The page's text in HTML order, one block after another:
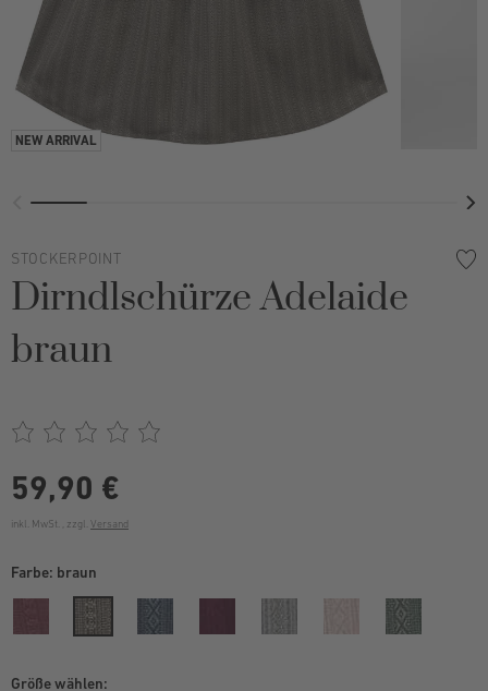
STOCKERPOINT
Dirndlschürze Adelaide
braun
59,90 €
inkl. MwSt. , zzgl. Versand
Farbe: braun
Größe wählen: